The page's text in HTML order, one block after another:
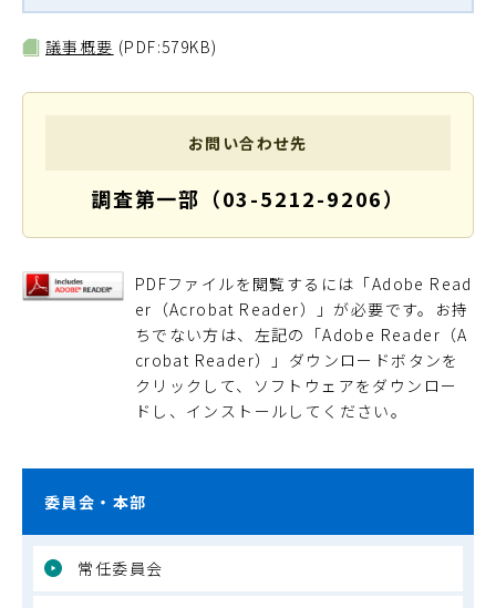
議事概要 (PDF:579KB)
お問い合わせ先
調査第一部（03-5212-9206）
PDFファイルを閲覧するには「Adobe Read
er（Acrobat Reader）」が必要です。お持
ちでない方は、左記の「Adobe Reader（A
crobat Reader）」ダウンロードボタンを
クリックして、ソフトウェアをダウンロー
ドし、インストールしてください。
委員会・本部
常任委員会